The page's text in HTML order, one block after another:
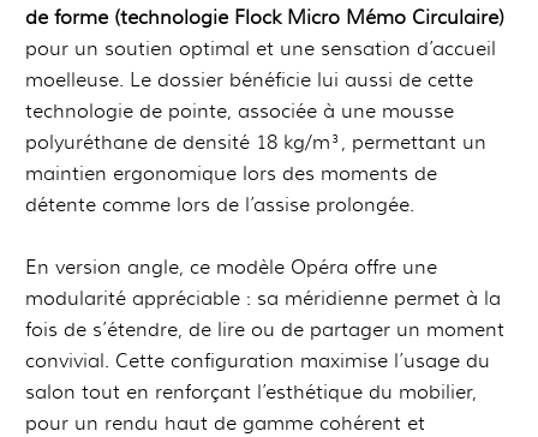
de forme (technologie Flock Micro Mémo Circulaire)
pour un soutien optimal et une sensation d’accueil
moelleuse. Le dossier bénéficie lui aussi de cette
technologie de pointe, associée à une mousse
polyuréthane de densité 18 kg/m³, permettant un
maintien ergonomique lors des moments de
détente comme lors de l’assise prolongée.
En version angle, ce modèle Opéra offre une
modularité appréciable : sa méridienne permet à la
fois de s’étendre, de lire ou de partager un moment
convivial. Cette configuration maximise l’usage du
salon tout en renforçant l’esthétique du mobilier,
pour un rendu haut de gamme cohérent et